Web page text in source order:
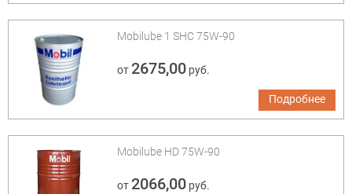
Mobilube 1 SHC 75W-90
от 2675,00руб.
Подробнее
Mobilube HD 75W-90
от 2066,00руб.